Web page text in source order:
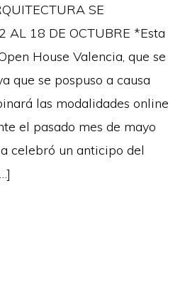
SE
AL 18 DE OCTUBRE *Esta
House Valencia, que se
que se pospuso a causa
las modalidades online
el pasado mes de mayo
celebró un anticipo del